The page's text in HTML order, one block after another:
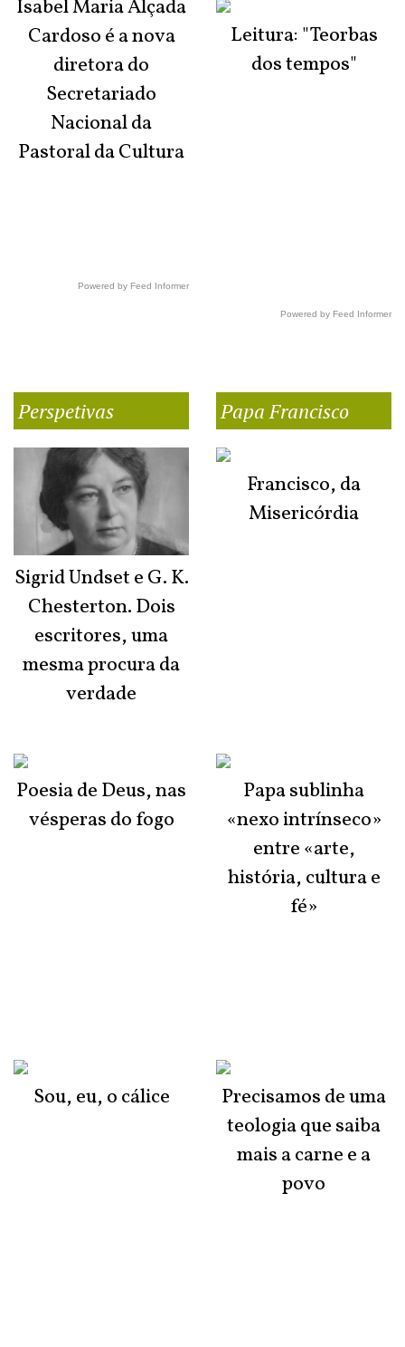
Isabel Maria Alçada
Cardoso é a nova
diretora do
Secretariado
Nacional da
Pastoral da Cultura
Powered by Feed Informer
Leitura: "Teorbas
dos tempos"
Powered by Feed Informer
Perspetivas
Sigrid Undset e G. K.
Chesterton. Dois
escritores, uma
mesma procura da
verdade
Poesia de Deus, nas
vésperas do fogo
Sou, eu, o cálice
Papa Francisco
Francisco, da
Misericórdia
Papa sublinha
«nexo intrínseco»
entre «arte,
história, cultura e
fé»
Precisamos de uma
teologia que saiba
mais a carne e a
povo